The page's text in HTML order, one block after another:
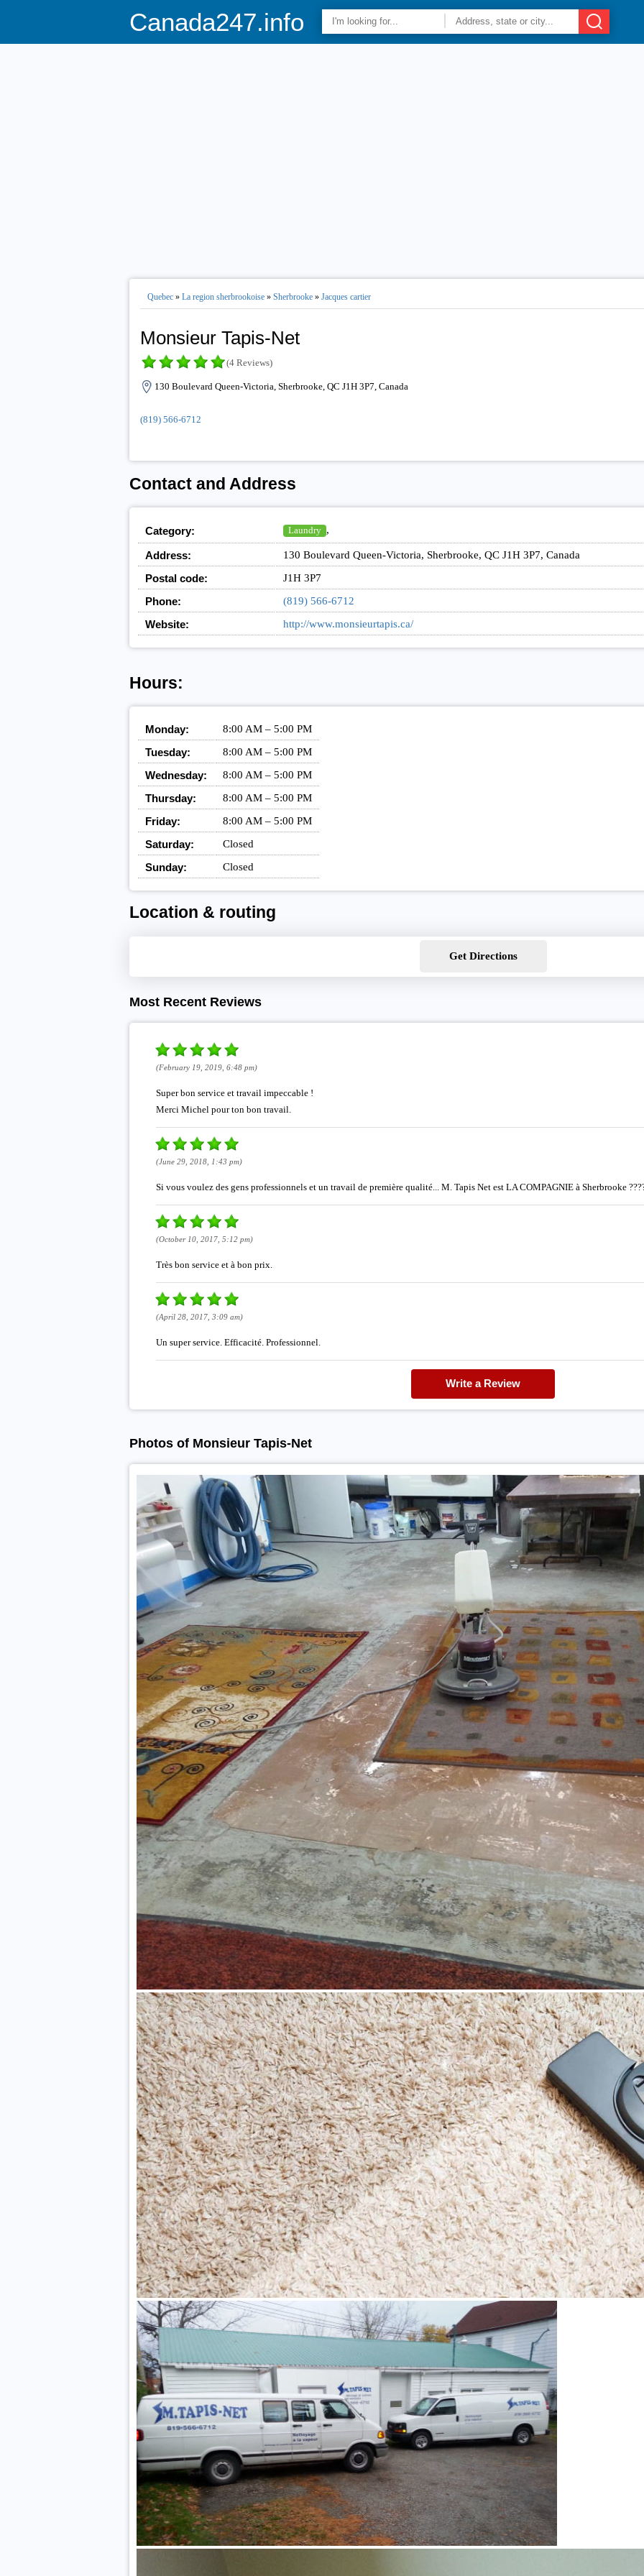
Canada247.info
Quebec» La region sherbrookoise» Sherbrooke» Jacques cartier
Monsieur Tapis-Net
(4 Reviews)
130 Boulevard Queen-Victoria, Sherbrooke, QC J1H 3P7, Canada
(819) 566-6712
Contact and Address
Category: Laundry ,
Address: 130 Boulevard Queen-Victoria, Sherbrooke, QC J1H 3P7, Canada
Postal code: J1H 3P7
Phone: (819) 566-6712
Website: http://www.monsieurtapis.ca/
Hours:
Monday: 8:00 AM – 5:00 PM
Tuesday: 8:00 AM – 5:00 PM
Wednesday: 8:00 AM – 5:00 PM
Thursday: 8:00 AM – 5:00 PM
Friday: 8:00 AM – 5:00 PM
Saturday: Closed
Sunday: Closed
Location & routing
Get Directions
Most Recent Reviews
(February 19, 2019, 6:48 pm)
Super bon service et travail impeccable !
Merci Michel pour ton bon travail.
(June 29, 2018, 1:43 pm)
Si vous voulez des gens professionnels et un travail de première qualité... M. Tapis Net est LA COMPAGNIE à Sherbrooke
(October 10, 2017, 5:12 pm)
Très bon service et à bon prix.
(April 28, 2017, 3:09 am)
Un super service. Efficacité. Professionnel.
Write a Review
Photos of Monsieur Tapis-Net